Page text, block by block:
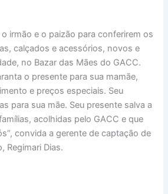
irmão e o paizão para conferirem os
calçados e acessórios, novos e
no Bazar das Mães do GACC.
o presente para sua mamãe,
e preços especiais. Seu
para sua mãe. Seu presente salva a
acolhidas pelo GACC e que
convida a gerente de captação de
Regimari Dias.